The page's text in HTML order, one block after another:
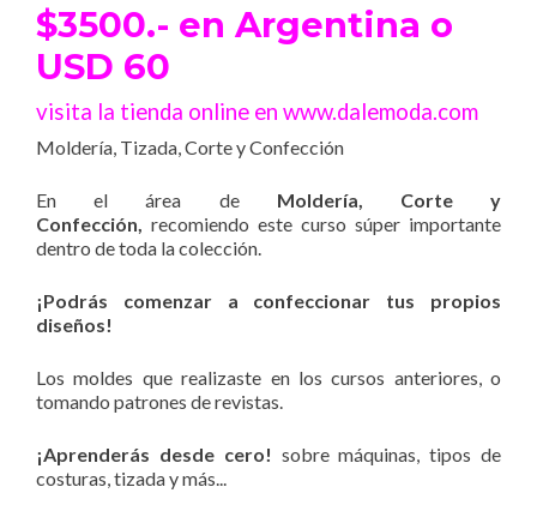
$3500.- en Argentina o
USD 60
visita la tienda online en www.dalemoda.com
Moldería, Tizada, Corte y Confección
En el área de Moldería, Corte y
Confección, recomiendo este curso súper importante
dentro de toda la colección.
¡Podrás comenzar a confeccionar tus propios
diseños!
Los moldes que realizaste en los cursos anteriores, o
tomando patrones de revistas.
¡Aprenderás desde cero! sobre máquinas, tipos de
costuras, tizada y más...